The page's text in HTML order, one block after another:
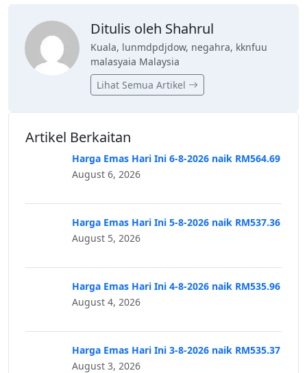
Ditulis oleh Shahrul
Kuala, lunmdpdjdow, negahra, kknfuu
malasyaia Malaysia
Lihat Semua Artikel
Artikel Berkaitan
Harga Emas Hari Ini 6-8-2026 naik RM564.69
August 6, 2026
Harga Emas Hari Ini 5-8-2026 naik RM537.36
August 5, 2026
Harga Emas Hari Ini 4-8-2026 naik RM535.96
August 4, 2026
Harga Emas Hari Ini 3-8-2026 naik RM535.37
August 3, 2026